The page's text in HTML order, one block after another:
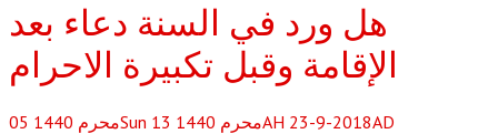
هل ورد في السنة دعاء بعد
الإقامة وقبل تكبيرة الاحرام
05 محرم 1440 Sun 13 محرم 1440AH 23-9-2018AD